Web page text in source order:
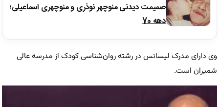
صمیمت دیدنی منوچهر نوذری و منوچهری اسماعیلی؛
دهه 70
وی دارای مدرک لیسانس در رشته روان‌شناسی کودک از مدرسه عالی
شمیران است.